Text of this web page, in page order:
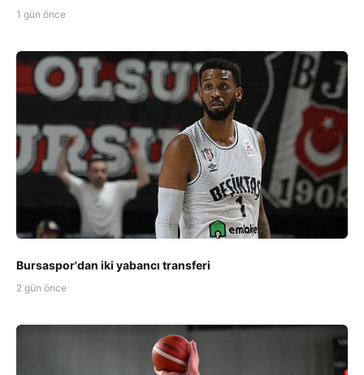
1 gün önce
Bursaspor'dan iki yabancı transferi
2 gün önce